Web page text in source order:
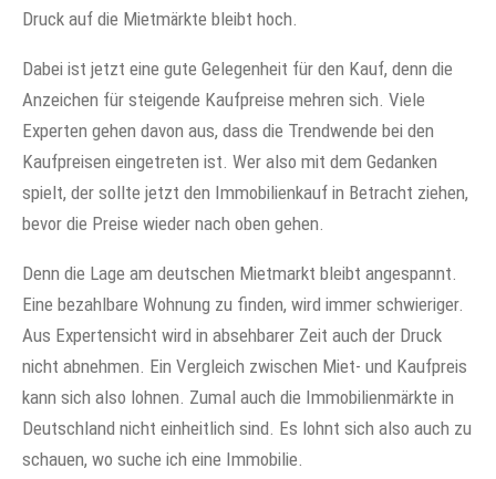
Druck auf die Mietmärkte bleibt hoch.
Dabei ist jetzt eine gute Gelegenheit für den Kauf, denn die
Anzeichen für steigende Kaufpreise mehren sich. Viele
Experten gehen davon aus, dass die Trendwende bei den
Kaufpreisen eingetreten ist. Wer also mit dem Gedanken
spielt, der sollte jetzt den Immobilienkauf in Betracht ziehen,
bevor die Preise wieder nach oben gehen.
Denn die Lage am deutschen Mietmarkt bleibt angespannt.
Eine bezahlbare Wohnung zu finden, wird immer schwieriger.
Aus Expertensicht wird in absehbarer Zeit auch der Druck
nicht abnehmen. Ein Vergleich zwischen Miet- und Kaufpreis
kann sich also lohnen. Zumal auch die Immobilienmärkte in
Deutschland nicht einheitlich sind. Es lohnt sich also auch zu
schauen, wo suche ich eine Immobilie.